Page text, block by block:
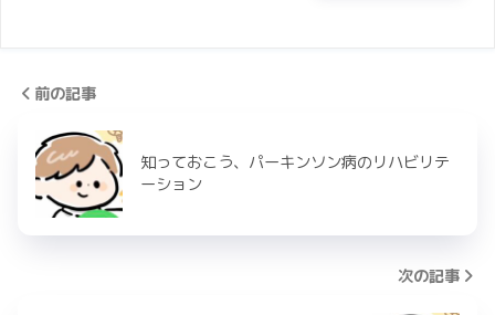
前の記事
知っておこう、パーキンソン病のリハビリテ
ーション
次の記事